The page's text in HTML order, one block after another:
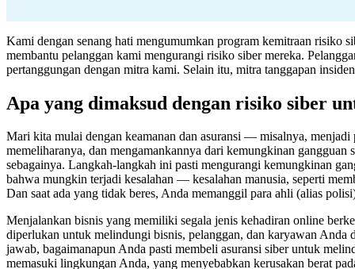
Kami dengan senang hati mengumumkan program kemitraan risiko
membantu pelanggan kami mengurangi risiko siber mereka.
pertanggungan dengan mitra kami. Selain itu, mitra tanggapan
Apa yang dimaksud dengan risiko siber
Mari kita mulai dengan keamanan dan asuransi — misalnya,
memeliharanya, dan mengamankannya dari kemungkinan
sebagainya. Langkah-langkah ini pasti mengurangi kemungkinan
bahwa mungkin terjadi kesalahan — kesalahan manusia, seperti
Dan saat ada yang tidak beres, Anda memanggil para ahli (alias
Menjalankan bisnis yang memiliki segala jenis kehadiran online
diperlukan untuk melindungi bisnis, pelanggan, dan karyawan Anda
jawab, bagaimanapun Anda pasti membeli asuransi siber untuk
memasuki lingkungan Anda, yang menyebabkan kerusakan berat